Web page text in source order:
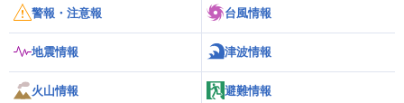
警報・注意報 台風情報
地震情報 津波情報
火山情報 避難情報